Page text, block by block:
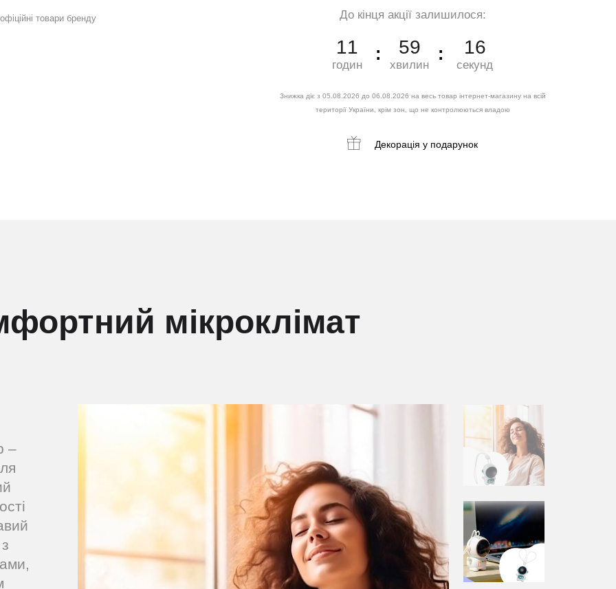
товари бренду До кінця акції залишилося:
11
годин
59
хвилин
14
секунд
Знижка діє з 05.08.2026 до 06.08.2026 на весь товар інтернет-магазину на всій
території України, крім зон, що не контролюються владою
Декорація у подарунок
мікроклімат
–